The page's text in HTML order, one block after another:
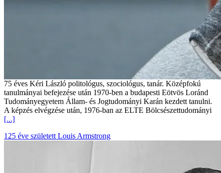
75 éves Kéri László politológus, szociológus, tanár. Középfokú
tanulmányai befejezése után 1970-ben a budapesti Eötvös Loránd
Tudományegyetem Állam- és Jogtudományi Karán kezdett tanulni.
A képzés elvégzése után, 1976-ban az ELTE Bölcsészettudományi
[...]
125 éve született Louis Armstrong